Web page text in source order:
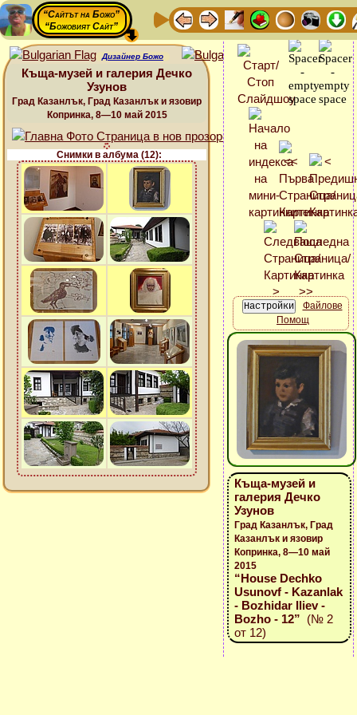
“Сайтът на Божо”
“Божовият Сайт”
Дизайнер Божо
Къща-музей и галерия Дечко
Узунов
Град Казанлък, Град Казанлък и язовир
Копринка, 8—10 май 2015
Снимки в албума (12):
Файлове
Помощ
Къща-музей и
галерия Дечко
Узунов
Град Казанлък, Град
Казанлък и язовир
Копринка, 8—10 май
2015
“House Dechko
Usunovf - Kazanlak
- Bozhidar Iliev -
Bozho - 12” (№ 2
от 12)